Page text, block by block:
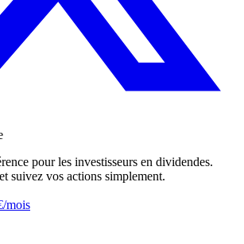
pour les investisseurs en dividendes.
suivez vos actions simplement.
mois